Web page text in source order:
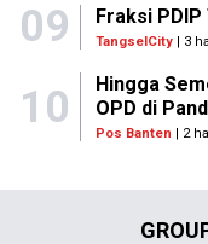
09 Fraksi
TangselCity | 3
10
Hingga
OPD di
Pos Banten | 2